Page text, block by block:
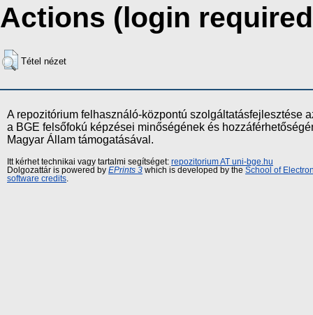
Actions (login
Tétel nézet
A repozitórium felhasználó-központú szolgáltatásfejlesztése
a BGE felsőfokú képzései minőségének és
Magyar Állam támogatásával.
Itt kérhet technikai vagy tartalmi segítséget: repozitorium AT uni-bge.hu
Dolgozattár is powered by EPrints 3 which is developed by the School of
software credits